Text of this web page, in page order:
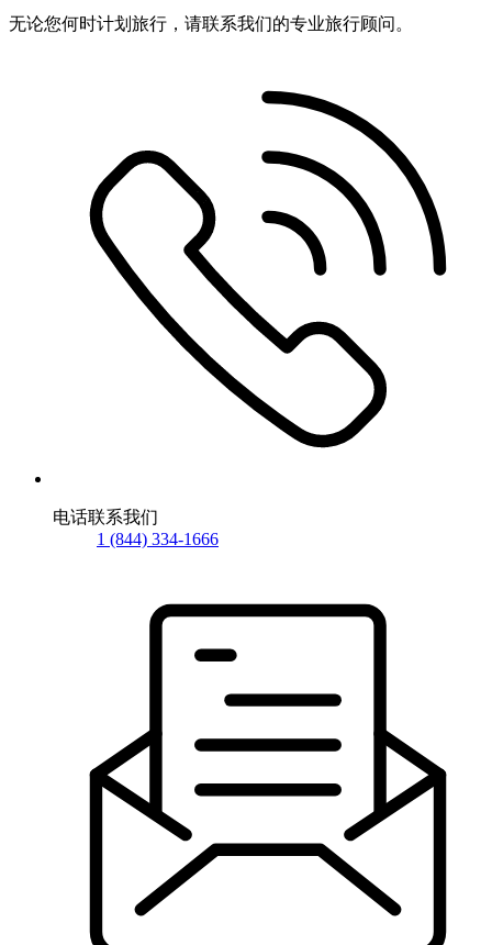
无论您何时计划旅行，请联系我们的专业旅行顾问。
电话联系我们
1 (844) 334-1666